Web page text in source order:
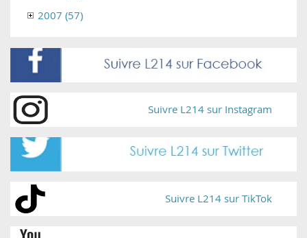
2007 (57)
Suivre L214 sur Instagram
Suivre L214 sur TikTok